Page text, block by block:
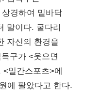
경하여 밑바닥
말이다. 굴다리
자신의 환경을
구가 <웃으면
일간스포츠>에
에 팔았다고 한다.